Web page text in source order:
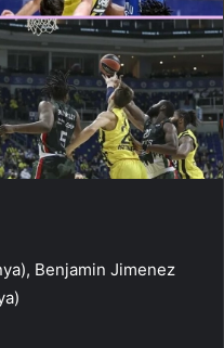
Benjamin Jimenez